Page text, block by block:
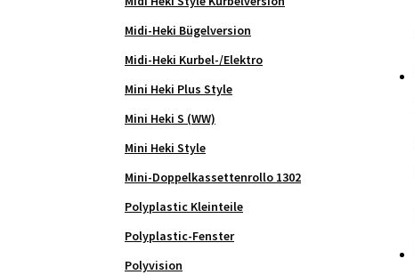
Midi-Heki Bügelversion
Midi-Heki Kurbel-/Elektro
Mini Heki Plus Style
Mini Heki S (WW)
Mini Heki Style
Mini-Doppelkassettenrollo 1302
Polyplastic Kleinteile
Polyplastic-Fenster
Polyvision